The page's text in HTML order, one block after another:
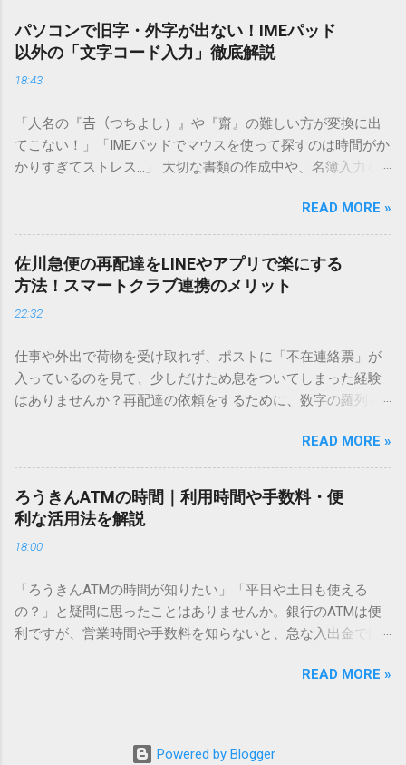
パソコンで旧字・外字が出ない！IMEパッド
以外の「文字コード入力」徹底解説
18:43
「人名の『𠮷（つちよし）』や『齋』の難しい方が変換に出
てこない！」「IMEパッドでマウスを使って探すのは時間がか
かりすぎてストレス…」 大切な書類の作成中や、名簿入力を
てしまいますよね。多くの人が「IMEパッド（手書き入力）」
を使いますが、実はマウスで一画ずつ書くのは非効率です
し、似た漢字が多すぎて結局見つからないことも少なくあり
ません。 そこで今回は、IMEパッドを使わずに、特定のコー
ドを打ち込むだけで一瞬で旧字や外字、特殊記号を呼び出す
「文字コード入力」のテクニックを詳しく解説します。 この
必要はありません。 1. なぜ「変換」しても旧字・外字が出て
こないのか？ そもそも、なぜ普通の変換で出てこない漢字が
あるのでしょうか。その理由は、パソコンが文字を認識する
は、JIS規格（日本産業規格）によって「第1水準」「第2水
準」といった形で整理されています。しかし、人名や地名に
使われる非常に古い漢字（旧字）や、特定の組織だけで作ら
れた「外字」は、この一般的な変換リストに含まれていない
ン上のすべての文字には、いわば「住所」のような番号が割
り振られています。変換候補に出ない文字でも、この住所
（コード）を直接指定すれば、確実に呼び出すことができる
のです。 2. Windows標準機能！文字コードで漢字を出す「16
進数入力」 最も汎用性が高く、特別なソフトも不要なのが
20BB7）」を把握する。 入力モードを「半角」にする（※重
READ MORE »
佐川急便の再配達をLINEやアプリで楽にする
方法！スマートクラブ連携のメリット
22:32
仕事や外出で荷物を受け取れず、ポストに「不在連絡票」が
入っているのを見て、少しだけため息をついてしまった経験
はありませんか？再配達の依頼をするために、数字の羅列を
ことに申し訳なさを感じたりすることもあるかもしれませ
ん。 「もっとスムーズに、自分のタイミングで受け取りた
い」 「わざわざ電話をかけずに、スマホ一つで完結させた
い」 そんな願いを叶えてくれるのが、佐川急便の会員制サー
ビス「スマートクラブ」と、LINEや公式アプリの連携です。
これらを活用するだけで、再配達のストレスは驚くほど軽く
受け取り術と、連携による具体的なメリットを徹底解説しま
す。 佐川急便の再配達が劇的に変わる「スマートクラブ」と
は？ まず押さえておきたいのが、佐川急便の個人向け無料会
況をリアルタイムで管理するための基盤となるサービスで
が飛躍的に向上しています。登録を済ませておくだけで、荷
READ MORE »
ろうきんATMの時間｜利用時間や手数料・便
利な活用法を解説
18:00
「ろうきんATMの時間が知りたい」「平日や土日も使える
の？」と疑問に思ったことはありませんか。銀行のATMは便
利ですが、営業時間や手数料を知らないと、急な入出金で困
ATM営業時間や利用の注意点、便利な活用法 を詳しく解説し
です。 1-1. 店舗内ATM 平日：9:00〜17:00 土曜・日曜・祝
READ MORE »
Powered by Blogger